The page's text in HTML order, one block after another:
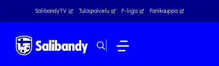
SalibandyTV Tulospalvelu F-liiga Fanikauppa